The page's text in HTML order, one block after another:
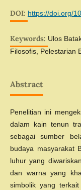
DOI: https://doi.org/
Keywords: Ulos
Filosofis, Pelestarian
Abstract
Penelitian ini
dalam kain tenun
sebagai sumber
budaya masyarakat
luhur yang
dan warna yang
simbolik yang